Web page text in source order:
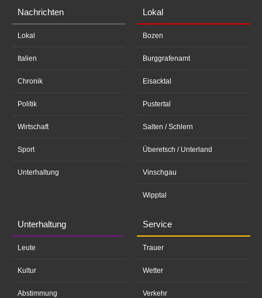
Nachrichten
Lokal
Italien
Chronik
Politik
Wirtschaft
Sport
Unterhaltung
Lokal
Bozen
Burggrafenamt
Eisacktal
Pustertal
Salten / Schlern
Überetsch / Unterland
Vinschgau
Wipptal
Unterhaltung
Leute
Kultur
Abstimmung
Service
Trauer
Wetter
Verkehr